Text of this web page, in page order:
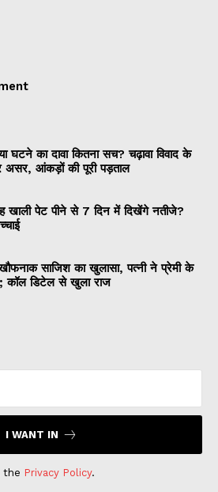
घटने का दावा कितना सच? चढ़ावा विवाद के
असर, आंकड़ों की पूरी पड़ताल
पेट पीने से 7 दिन में दिखेंगे नतीजे?
साजिश का खुलासा, पत्नी ने प्रेमी के
कॉल डिटेल से खुला राज
I WANT IN
the Privacy Policy.